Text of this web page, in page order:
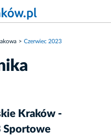
Czerwiec 2023
Kraków -
Sportowe